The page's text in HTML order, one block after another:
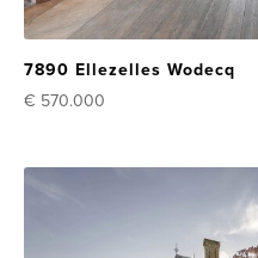
7890 Ellezelles Wodecq
€ 570.000